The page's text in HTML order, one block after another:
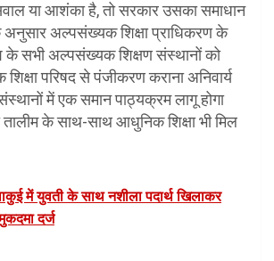
या आशंका है, तो सरकार उसका समाधान
अल्पसंख्यक शिक्षा प्राधिकरण के
के सभी अल्पसंख्यक शिक्षण संस्थानों को
शिक्षा परिषद से पंजीकरण कराना अनिवार्य
में एक समान पाठ्यक्रम लागू होगा
तालीम के साथ-साथ आधुनिक शिक्षा भी मिल
में युवती के साथ नशीला पदार्थ खिलाकर
दर्ज